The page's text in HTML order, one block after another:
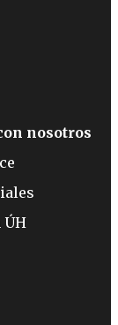
nosotros
ÚH